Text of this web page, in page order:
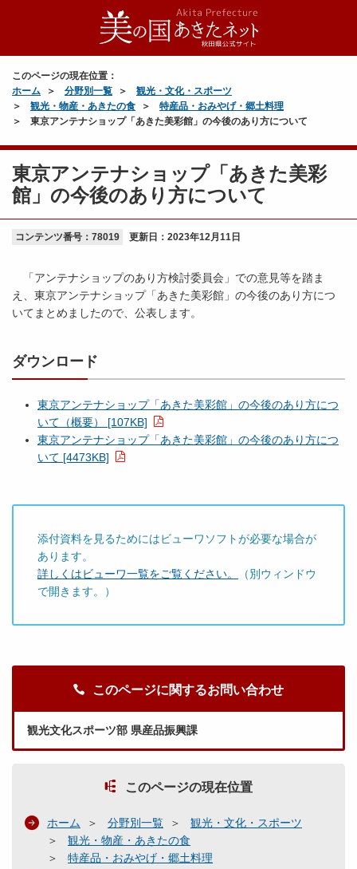
このページの現在位置：
ホーム
分野別一覧
観光・文化・スポーツ
観光・物産・あきたの食
特産品・おみやげ・郷土料理
東京アンテナショップ「あきた美彩館」の今後のあり方について
東京アンテナショップ「あきた美彩
館」の今後のあり方について
コンテンツ番号：78019 更新日： 2023年12月11日
「アンテナショップのあり方検討委員会」での意見等を踏ま
え、東京アンテナショップ「あきた美彩館」の今後のあり方につ
いてまとめましたので、公表します。
ダウンロード
東京アンテナショップ「あきた美彩館」の今後のあり方につ
いて（概要） [107KB]
東京アンテナショップ「あきた美彩館」の今後のあり方につ
いて [4473KB]
添付資料を見るためにはビューワソフトが必要な場合が
あります。
詳しくはビューワ一覧をご覧ください。
（別ウィンドウ
で開きます。）
このページに関するお問い合わせ
観光文化スポーツ部 県産品振興課
このページの現在位置
ホーム 分野別一覧
観光・文化・スポーツ
観光・物産・あきたの食
特産品・おみやげ・郷土料理